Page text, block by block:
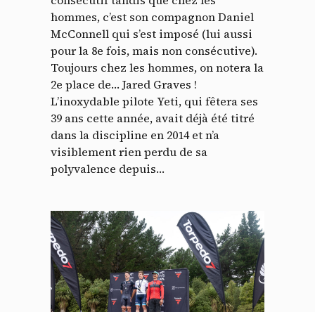
hommes, c’est son compagnon Daniel
McConnell qui s’est imposé (lui aussi
pour la 8e fois, mais non consécutive).
Toujours chez les hommes, on notera la
2e place de… Jared Graves !
L’inoxydable pilote Yeti, qui fêtera ses
39 ans cette année, avait déjà été titré
dans la discipline en 2014 et n’a
visiblement rien perdu de sa
polyvalence depuis…